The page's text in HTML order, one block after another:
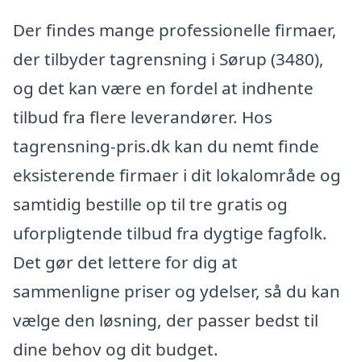
Der findes mange professionelle firmaer,
der tilbyder tagrensning i Sørup (3480),
og det kan være en fordel at indhente
tilbud fra flere leverandører. Hos
tagrensning-pris.dk kan du nemt finde
eksisterende firmaer i dit lokalområde og
samtidig bestille op til tre gratis og
uforpligtende tilbud fra dygtige fagfolk.
Det gør det lettere for dig at
sammenligne priser og ydelser, så du kan
vælge den løsning, der passer bedst til
dine behov og dit budget.